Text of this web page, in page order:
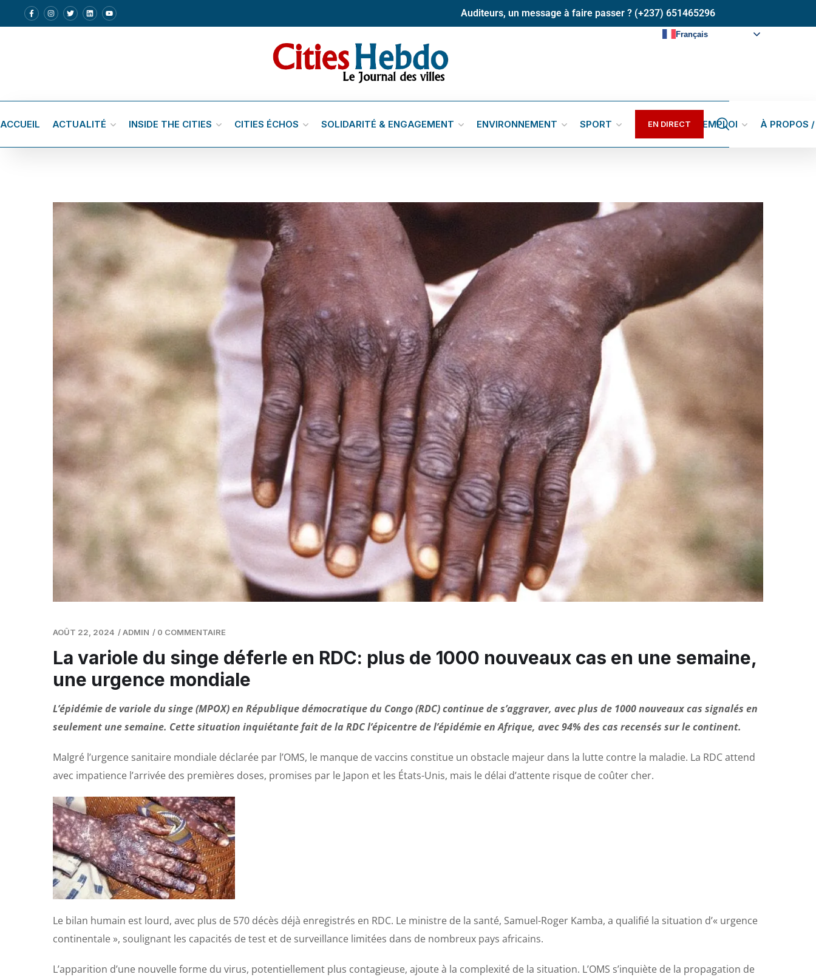
Auditeurs, un message à faire passer ? (+237) 651465296
ACCUEIL ACTUALITÉ INSIDE THE CITIES CITIES ÉCHOS SOLIDARITÉ & ENGAGEMENT ENVIRONNEMENT SPORT GALERIES EMPLOI À PROPOS
EN DIRECT
AOÛT 22, 2024 /ADMIN / 0 COMMENTAIRE
La variole du singe déferle en RDC: plus de 1000 nouveaux cas en une semaine,
une urgence mondiale
L’épidémie de variole du singe (MPOX) en République démocratique du Congo (RDC) continue de s’aggraver, avec plus de 1000 nouveaux cas signalés en
seulement une semaine. Cette situation inquiétante fait de la RDC l’épicentre de l’épidémie en Afrique, avec 94% des cas recensés sur le continent.
Malgré l’urgence sanitaire mondiale déclarée par l’OMS, le manque de vaccins constitue un obstacle majeur dans la lutte contre la maladie. La RDC attend
avec impatience l’arrivée des premières doses, promises par le Japon et les États-Unis, mais le délai d’attente risque de coûter cher.
Le bilan humain est lourd, avec plus de 570 décès déjà enregistrés en RDC. Le ministre de la santé, Samuel-Roger Kamba, a qualifié la situation d’« urgence
continentale », soulignant les capacités de test et de surveillance limitées dans de nombreux pays africains.
L’apparition d’une nouvelle forme du virus, potentiellement plus contagieuse, ajoute à la complexité de la situation. L’OMS s’inquiète de la propagation de
Français